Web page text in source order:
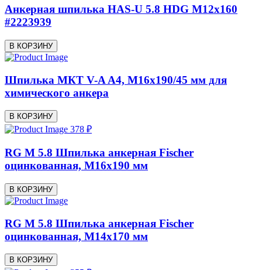
Анкерная шпилька HAS-U 5.8 HDG M12x160
#2223939
В КОРЗИНУ
Шпилька МКТ V-A A4, M16x190/45 мм для
химического анкера
В КОРЗИНУ
378 ₽
RG M 5.8 Шпилька анкерная Fischer
оцинкованная, M16x190 мм
В КОРЗИНУ
RG M 5.8 Шпилька анкерная Fischer
оцинкованная, M14x170 мм
В КОРЗИНУ